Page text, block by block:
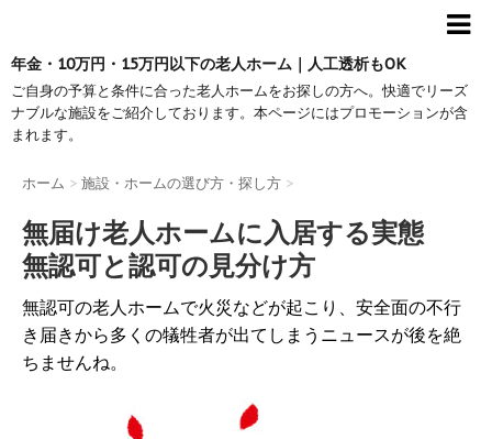
年金・10万円・15万円以下の老人ホーム｜人工透析もOK
ご自身の予算と条件に合った老人ホームをお探しの方へ。快適でリーズ
ナブルな施設をご紹介しております。本ページにはプロモーションが含
まれます。
ホーム > 施設・ホームの選び方・探し方 >
無届け老人ホームに入居する実態
無認可と認可の見分け方
無認可の老人ホームで火災などが起こり、安全面の不行
き届きから多くの犠牲者が出てしまうニュースが後を絶
ちませんね。